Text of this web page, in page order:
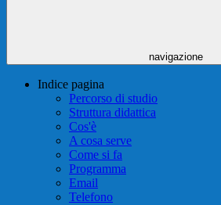
navigazione
Indice pagina
Percorso di studio
Struttura didattica
Cos'è
A cosa serve
Come si fa
Programma
Email
Telefono